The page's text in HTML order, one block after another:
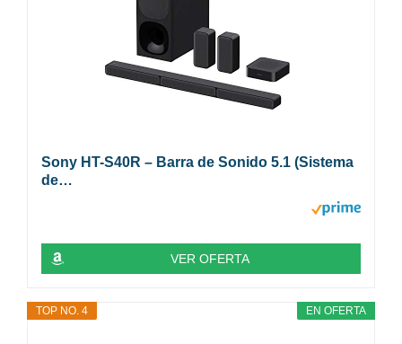
Sony HT-S40R – Barra de Sonido 5.1 (Sistema
de…
VER OFERTA
EN OFERTA
TOP NO. 4